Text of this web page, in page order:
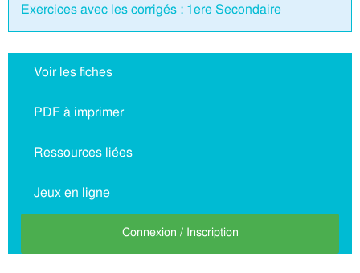
Exercices avec les corrigés : 1ere Secondaire
Voir les fiches
PDF à imprimer
Ressources liées
Jeux en ligne
Connexion / Inscription